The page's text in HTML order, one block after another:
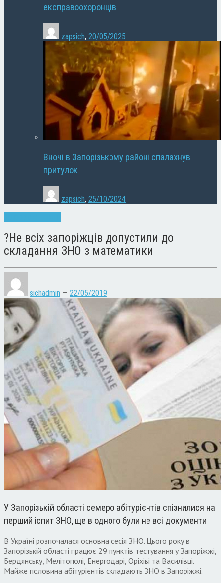
експравоохоронців
zapsich, 20/05/2025
Вночі в Запорізькому районі спалахнув
притулок
zapsich, 25/10/2024
?Не всіх запоріжців допустили до
складання ЗНО з математики
sichadmin — 22/05/2019
У Запорізькій області семеро абітурієнтів спізнилися на
перший іспит ЗНО, ще в одного були не всі документи
В Україні розпочалася основна сесія ЗНО. Цього року в
Запорізькій області працює 29 пунктів тестування у Запоріжжі,
Бердянську, Мелітополі, Енергодарі, Оріхіві та Василівці.
Майже половина абітурієнтів складають ЗНО в Запоріжжі.